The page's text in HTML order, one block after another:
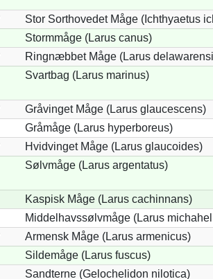
Stor Sorthovedet Måge (Ichthyaetus
Stormmåge (Larus canus)
Ringnæbbet Måge (Larus
Svartbag (Larus marinus)
Gråvinget Måge (Larus glaucescens)
Gråmåge (Larus hyperboreus)
Hvidvinget Måge (Larus glaucoides)
Sølvmåge (Larus argentatus)
Kaspisk Måge (Larus cachinnans)
Middelhavssølvmåge (Larus
Armensk Måge (Larus armenicus)
Sildemåge (Larus fuscus)
Sandterne (Gelochelidon nilotica)